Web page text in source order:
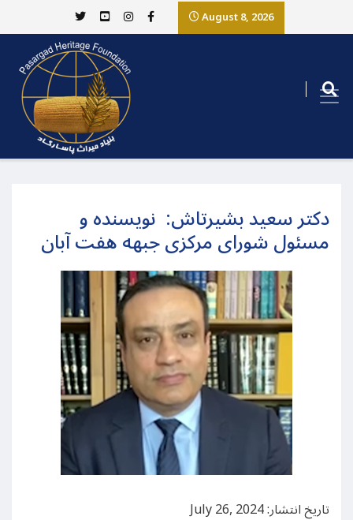
August 8, 2026
دکتر سعید بشیرتاش: نویسنده و
مسئول شورای مرکزی جبهه هفت آبان
تاریخ انتشار: July 26, 2024